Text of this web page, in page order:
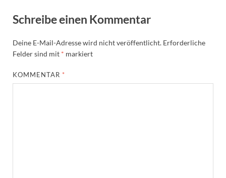
Schreibe einen Kommentar
Deine E-Mail-Adresse wird nicht veröffentlicht. Erforderliche
Felder sind mit * markiert
KOMMENTAR *